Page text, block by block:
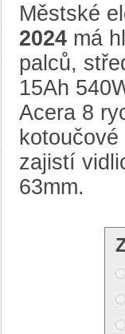
Městské
2024 má
palců,
15Ah
Acera 8
zajistí
63mm.